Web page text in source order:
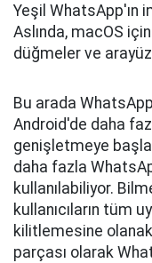
Yeşil WhatsApp'ın
Aslında, macOS
düğmeler ve
Bu arada
Android'de daha
genişletmeye
daha fazla
kullanılabiliyor.
kullanıcıların tüm
kilitlemesine olanak
parçası olarak